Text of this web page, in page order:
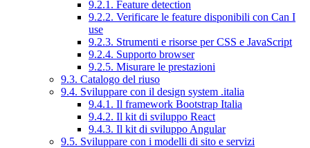
9.2.1. Feature detection
9.2.2. Verificare le feature disponibili con Can I
use
9.2.3. Strumenti e risorse per CSS e JavaScript
9.2.4. Supporto browser
9.2.5. Misurare le prestazioni
9.3. Catalogo del riuso
9.4. Sviluppare con il design system .italia
9.4.1. Il framework Bootstrap Italia
9.4.2. Il kit di sviluppo React
9.4.3. Il kit di sviluppo Angular
9.5. Sviluppare con i modelli di sito e servizi